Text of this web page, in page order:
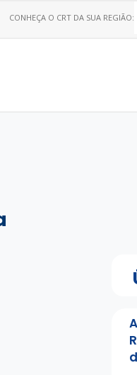
CONHEÇA O CRT DA SUA REGIÃO: